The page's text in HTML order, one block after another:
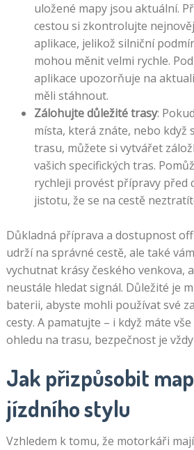
uložené mapy jsou aktuální.
cestou si zkontrolujte
aplikace, jelikož silniční
mohou měnit velmi rychle.
aplikace upozorňuje na
měli stáhnout.
Zálohujte důležité trasy:
místa, která znáte, nebo když
trasu, můžete si vytvářet
vašich specifických tras.
rychleji provést přípravy před
jistotu, že se na cestě
Důkladná příprava a dostupnost
udrží na správné cestě, ale také
vychutnat krásy českého venkova,
neustále hledat signál. Důležité je
baterii, abyste mohli používat své
cesty. A pamatujte – i když máte
ohledu na trasu, bezpečnost je
Jak přizpůsobit
jízdního stylu
Vzhledem k tomu, že motorkáři